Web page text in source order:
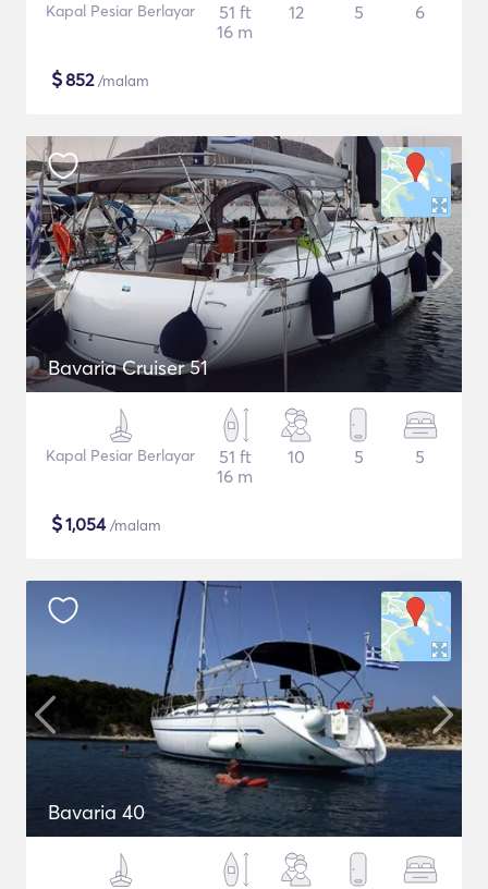
Kapal Pesiar Berlayar
51 ft
16 m
12 5 6
$852/malam
Bavaria Cruiser 51
Kapal Pesiar Berlayar
51 ft
16 m
10 5 5
$1,054/malam
Bavaria 40